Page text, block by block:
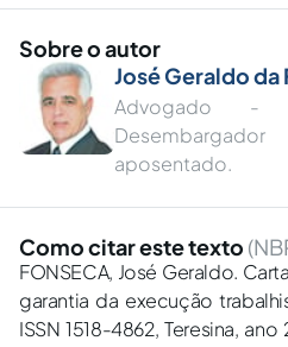
Sobre o autor
José Geraldo da
Advogado -
aposentado.
Como citar este texto
FONSECA, José Geraldo.
garantia da execução
ISSN 1518-4862, Teresina,